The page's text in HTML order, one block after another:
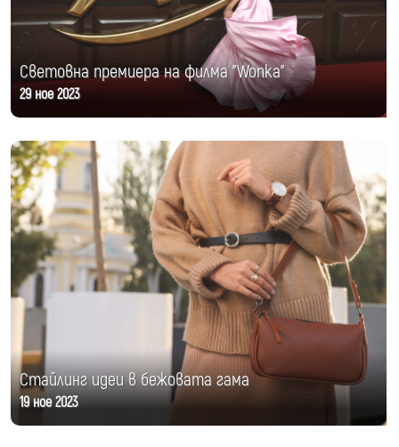
Световна премиера на филма "Wonka"
29 ное 2023
Стайлинг идеи в бежовата гама
19 ное 2023